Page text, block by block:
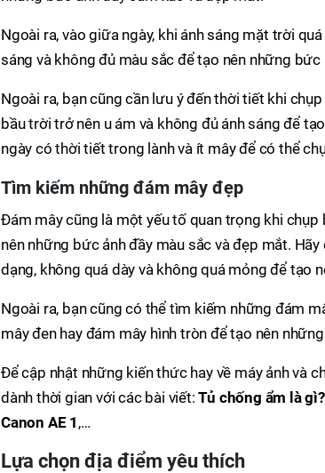
Ngoài ra, vào giữa ngày, khi ánh sáng mặt trời
sáng và không đủ màu sắc để tạo nên những bức
Ngoài ra, bạn cũng cần lưu ý đến thời tiết khi
bầu trời trở nên u ám và không đủ ánh sáng để
ngày có thời tiết trong lành và ít mây để có thể
Tìm kiếm những đám mây đẹp
Đám mây cũng là một yếu tố quan trọng khi
nên những bức ảnh đầy màu sắc và đẹp mắt.
dạng, không quá dày và không quá mỏng để tạo
Ngoài ra, bạn cũng có thể tìm kiếm những đám
mây đen hay đám mây hình tròn để tạo nên
Để cập nhật những kiến thức hay về máy ảnh và
dành thời gian với các bài viết:Tủ chống ẩm là gì?
Canon AE 1 ,…
Lựa chọn địa điểm yêu thích